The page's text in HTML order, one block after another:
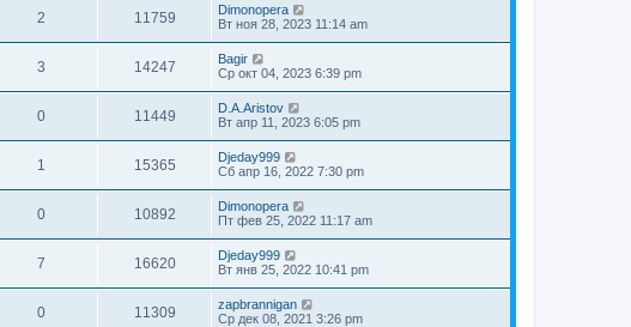
2 11759
Dimonopera
Вт ноя 28, 2023 11:14 am
3 14247
Bagir
Ср окт 04, 2023 6:39 pm
0 11449
D.A.Aristov
Вт апр 11, 2023 6:05 pm
1 15365
Djeday999
Сб апр 16, 2022 7:30 pm
0 10892
Dimonopera
Пт фев 25, 2022 11:17 am
7 16620
Djeday999
Вт янв 25, 2022 10:41 pm
0 11309
zapbrannigan
Ср дек 08, 2021 3:26 pm